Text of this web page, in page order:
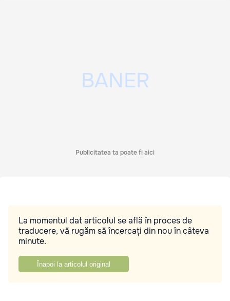
Publicitatea ta poate fi aici
La momentul dat articolul se află în proces de
traducere, vă rugăm să încercați din nou în câteva
minute.
Înapoi la articolul original